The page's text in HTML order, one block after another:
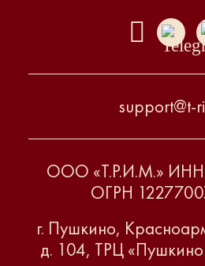
support@t-
ООО «Т.Р.И.М.»
ОГРН
г. Пушкино,
д. 104, ТРЦ